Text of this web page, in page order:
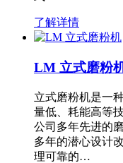
了解详情
LM 立式磨粉
立式磨粉机是一
量低、耗能高等
公司多年先进的
多年的潜心设计
理可靠的…